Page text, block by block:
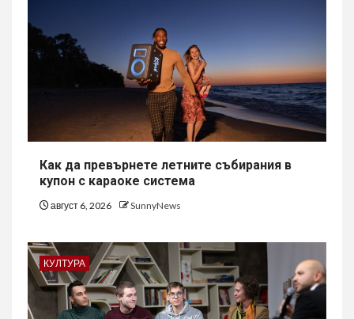
Как да превърнете летните събирания в
купон с караоке система
август 6, 2026 SunnyNews
КУЛТУРА